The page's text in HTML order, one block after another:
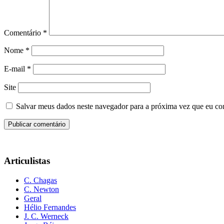
Comentário *
Nome *
E-mail *
Site
Salvar meus dados neste navegador para a próxima vez que eu
Articulistas
C. Chagas
C. Newton
Geral
Hélio Fernandes
J. C. Werneck